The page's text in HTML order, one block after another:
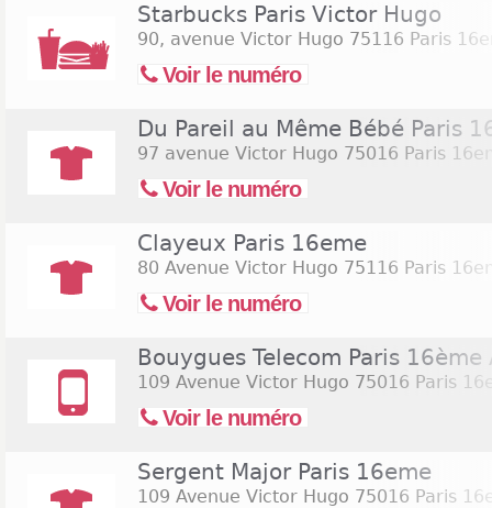
Starbucks Paris Victor Hugo
90, avenue Victor Hugo 75116 Paris
Voir le numéro
Du Pareil au Même Bébé Paris
97 avenue Victor Hugo 75016 Paris
Voir le numéro
Clayeux Paris 16eme
80 Avenue Victor Hugo 75116 Paris
Voir le numéro
Bouygues Telecom Paris
109 Avenue Victor Hugo 75016 Paris
Voir le numéro
Sergent Major Paris 16eme
109 Avenue Victor Hugo 75016 Paris